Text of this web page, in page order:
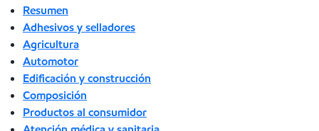
Resumen
Adhesivos y selladores
Agricultura
Automotor
Edificación y construcción
Composición
Productos al consumidor